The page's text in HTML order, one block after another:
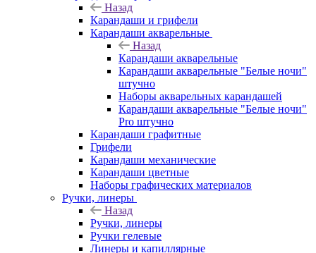
Назад
Карандаши и грифели
Карандаши акварельные
Назад
Карандаши акварельные
Карандаши акварельные "Белые ночи"
штучно
Наборы акварельных карандашей
Карандаши акварельные "Белые ночи"
Pro штучно
Карандаши графитные
Грифели
Карандаши механические
Карандаши цветные
Наборы графических материалов
Ручки, линеры
Назад
Ручки, линеры
Ручки гелевые
Линеры и капиллярные